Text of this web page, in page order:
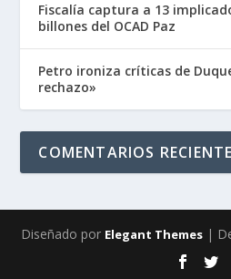
Fiscalía captura a 13
billones del OCAD Paz
Petro ironiza críticas de
rechazo»
COMENTARIOS
Diseñado por Elegant Themes|